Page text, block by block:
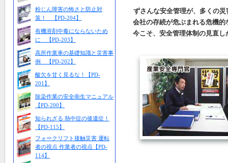
粉じん障害の怖さと防止対
策！ 【PD-204】
有機溶剤中毒にならないため
に 【PD-203】
高所作業車の基礎知識と災害事
例 【PD-202】
酸欠を甘く見るな！【PD-
201】
除染作業の安全衛生マニュアル
【PD-200】
知られざる 熱中症の後遺症！
【PD-115】
フォークリフト接触災害 運転
者の視点 作業者の視点【PD-
114】
ずさんな安全管理が、多くの
会社の存続が危ぶまれる危機
今こそ、安全管理体制の見直